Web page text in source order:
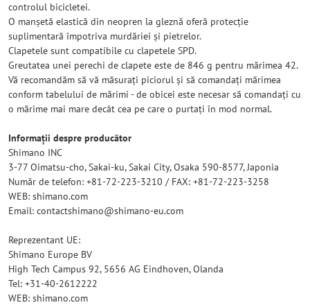
controlul bicicletei.
O manșetă elastică din neopren la gleznă oferă protecție
suplimentară împotriva murdăriei și pietrelor.
Clapetele sunt compatibile cu clapetele SPD.
Greutatea unei perechi de clapete este de 846 g pentru mărimea 42.
Vă recomandăm să vă măsurați piciorul și să comandați mărimea
conform tabelului de mărimi - de obicei este necesar să comandați cu
o mărime mai mare decât cea pe care o purtați în mod normal.
Informații despre producător
Shimano INC
3-77 Oimatsu-cho, Sakai-ku, Sakai City, Osaka 590-8577, Japonia
Număr de telefon: +81-72-223-3210 / FAX: +81-72-223-3258
WEB: shimano.com
Email: contactshimano@shimano-eu.com
Reprezentant UE:
Shimano Europe BV
High Tech Campus 92, 5656 AG Eindhoven, Olanda
Tel: +31-40-2612222
WEB: shimano.com